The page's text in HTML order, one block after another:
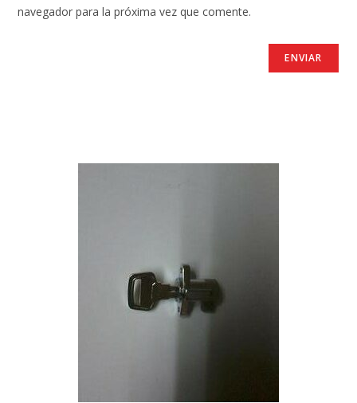
navegador para la próxima vez que comente.